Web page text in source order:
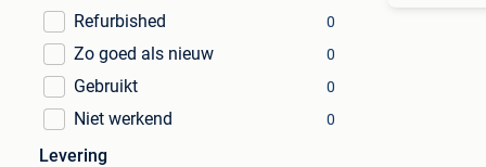
Refurbished 0
Zo goed als nieuw 0
Gebruikt 0
Niet werkend 0
Levering